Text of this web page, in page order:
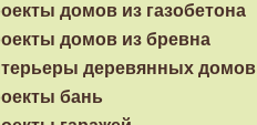
домов из газобетона
домов из бревна
деревянных домов
бань